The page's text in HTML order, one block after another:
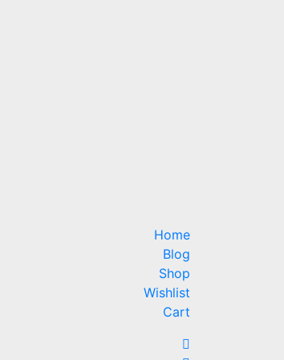
Home
Blog
Shop
Wishlist
Cart